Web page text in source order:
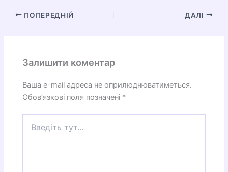
ПОПЕРЕДНІЙ ДАЛІ
Залишити коментар
Ваша e-mail адреса не оприлюднюватиметься.
Обов’язкові поля позначені *
тут...